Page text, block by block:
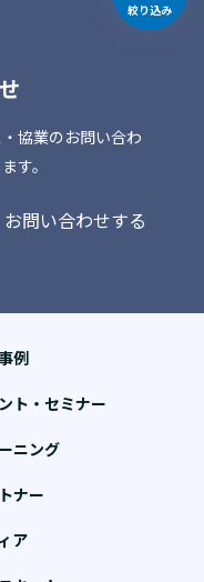
協業のお問い合わ
す。
お問い合わせする
例
ト・セミナー
ニング
ナー
ア
絞り込み